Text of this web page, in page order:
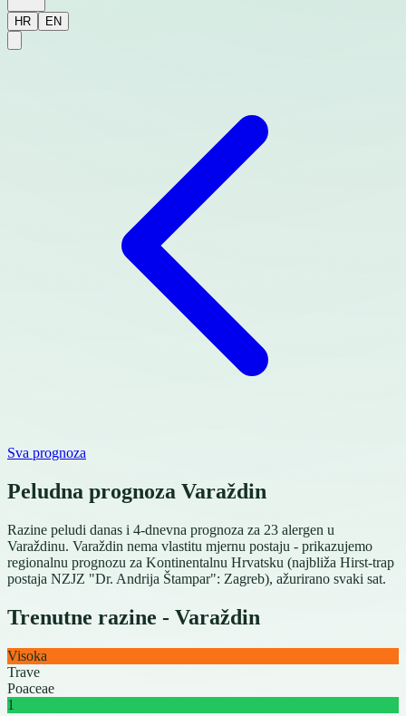
HR EN
Sva prognoza
Peludna prognoza Varaždin
Razine peludi danas i 4-dnevna prognoza za 23 alergen u
Varaždinu. Varaždin nema vlastitu mjernu postaju - prikazujemo
regionalnu prognozu za Kontinentalnu Hrvatsku (najbliža Hirst-trap
postaja NZJZ "Dr. Andrija Štampar": Zagreb), ažurirano svaki sat.
Trenutne razine - Varaždin
Visoka
Trave
Poaceae
1